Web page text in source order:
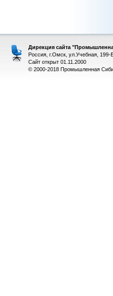
Дирекция сайта
Россия, г.Омск, ул.Учебная, 199-
Сайт открыт 01.11.2000
© 2000-2018 Промышленная